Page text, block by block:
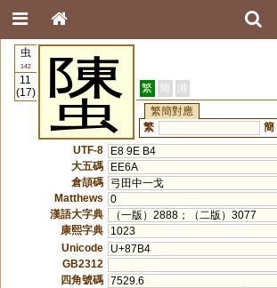
虫
142
11
(17)
螴 繁 簡 港
繁簡對應
繁
簡
UTF-8
E8 9E B4
大五碼
EE6A
倉頡碼
弓田中一戈
Matthews
0
漢語大字典
（一版）2888；（二版）3077
康熙字典
1023
Unicode
U+87B4
GB2312
四角號碼 7529.6